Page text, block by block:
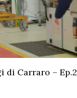
di Carraro – Ep.2